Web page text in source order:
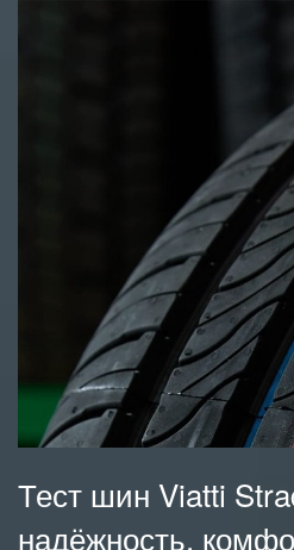
Тест шин Viatti
надёжность,